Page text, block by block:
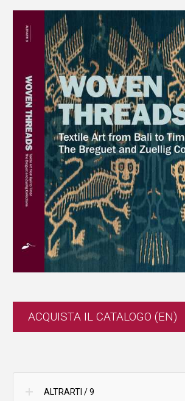
ACQUISTA IL CATALOGO (EN)
ALTRARTI / 9